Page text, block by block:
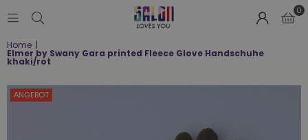
LOVES
0
Home |
Elmer by Swany Gara printed Fleece Glove Handschuhe
khaki/rot
ANGEBOT